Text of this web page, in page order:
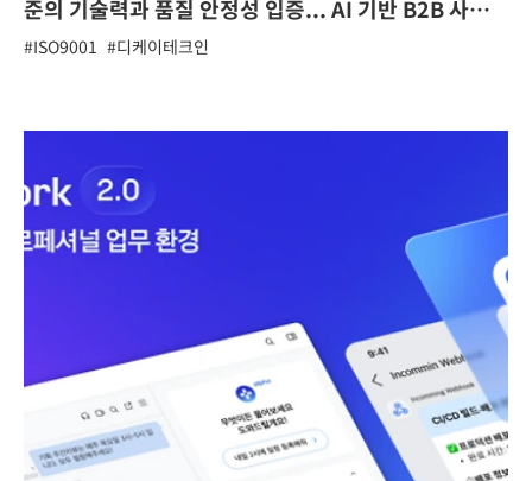
준의 기술력과 품질 안정성 입증... AI 기반 B2B 사업
박차”
#ISO9001 #디케이테크인